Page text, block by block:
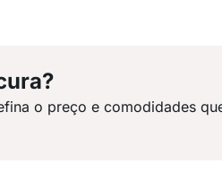
o preço e comodidades